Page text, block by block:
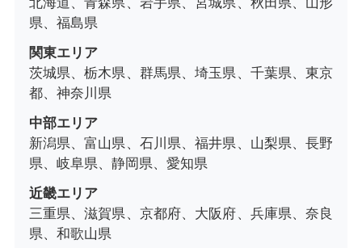
県、福島県
関東エリア
茨城県、栃木県、群馬県、埼玉県、千葉県、東京
都、神奈川県
中部エリア
新潟県、富山県、石川県、福井県、山梨県、長野
県、岐阜県、静岡県、愛知県
近畿エリア
三重県、滋賀県、京都府、大阪府、兵庫県、奈良
県、和歌山県